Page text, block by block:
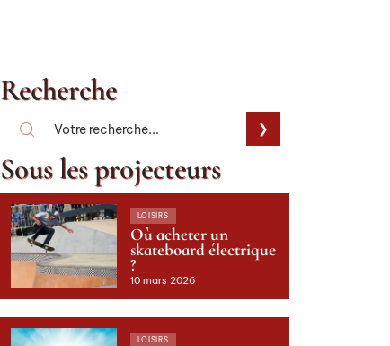
Recherche
Sous les projecteurs
LOISIRS
Où acheter un
skateboard électrique
?
10 mars 2026
LOISIRS